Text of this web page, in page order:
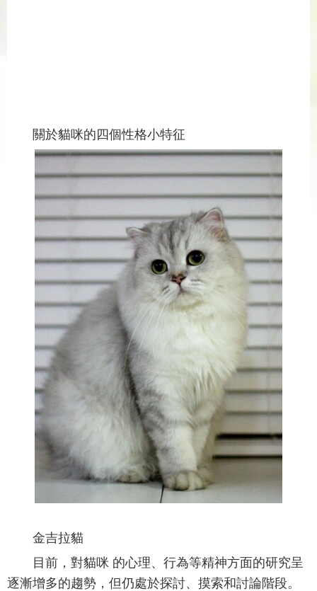
關於貓咪的四個性格小特征
金吉拉貓
目前，對貓咪 的心理、行為等精神方面的研究呈
逐漸增多的趨勢，但仍處於探討、摸索和討論階段。